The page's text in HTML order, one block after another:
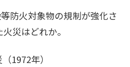
防火対象物の規制が強化さ
災はどれか。
1972年）